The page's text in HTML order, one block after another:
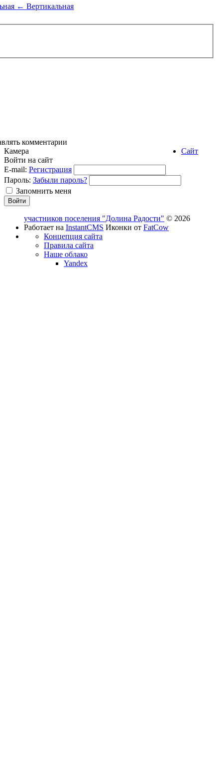
← Вертикальная
комментарии
Камера
Войти на сайт
E-mail: Регистрация
Пароль: Забыли пароль?
Запомнить меня
Сайт
участников поселения "Долина Радости" © 2026
Работает на InstantCMS Иконки от FatCow
Концепция сайта
Правила сайта
Наше облако
Yandex